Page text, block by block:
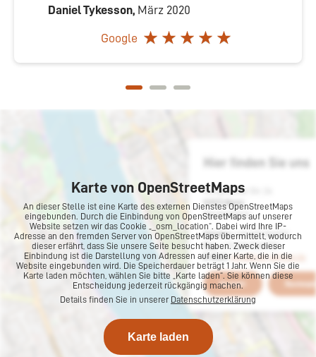
Daniel Tykesson, März 2020
Google
Karte von OpenStreetMaps
An dieser Stelle ist eine Karte des externen Dienstes OpenStreetMaps
eingebunden. Durch die Einbindung von OpenStreetMaps auf unserer
Website setzen wir das Cookie „_osm_location“. Dabei wird Ihre IP-
Adresse an den fremden Server von OpenStreetMaps übermittelt, wodurch
dieser erfährt, dass Sie unsere Seite besucht haben. Zweck dieser
Einbindung ist die Darstellung von Adressen auf einer Karte, die in die
Website eingebunden wird. Die Speicherdauer beträgt 1 Jahr. Wenn Sie die
Karte laden möchten, wählen Sie bitte „Karte laden“. Sie können diese
Entscheidung jederzeit rückgängig machen.
Details finden Sie in unserer Datenschutzerklärung
Karte laden